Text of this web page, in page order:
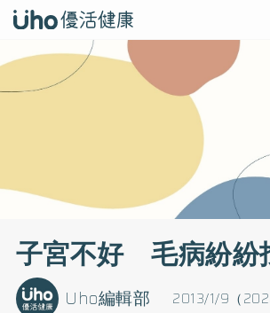
子宮不好 毛病紛紛
2013/1/9（
Uho編輯部